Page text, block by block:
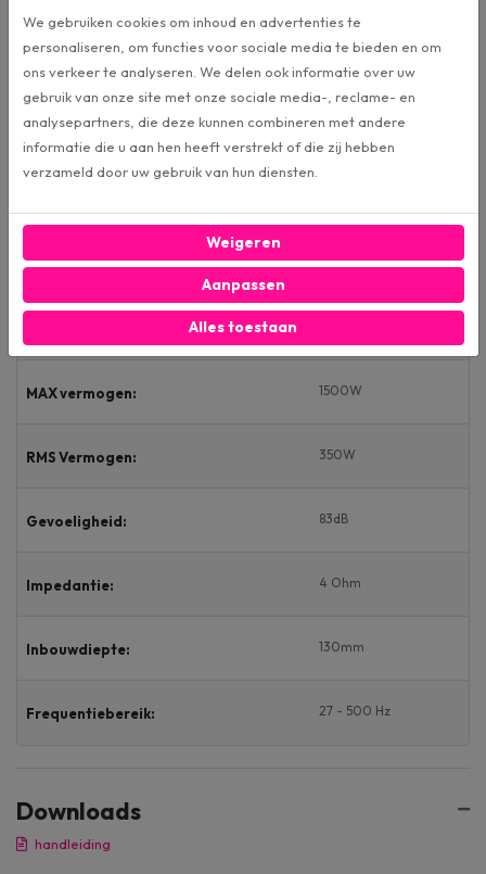
Specificaties
Variant: Woofer los
MAX vermogen: 1500W
RMS Vermogen: 350W
Gevoeligheid: 83dB
Impedantie: 4 Ohm
Inbouwdiepte: 130mm
Frequentiebereik: 27 - 500 Hz
Downloads
handleiding
We gebruiken cookies om inhoud en advertenties te
personaliseren, om functies voor sociale media te bieden en om
ons verkeer te analyseren. We delen ook informatie over uw
gebruik van onze site met onze sociale media-, reclame- en
analysepartners, die deze kunnen combineren met andere
informatie die u aan hen heeft verstrekt of die zij hebben
verzameld door uw gebruik van hun diensten.
Weigeren
Aanpassen
Alles toestaan